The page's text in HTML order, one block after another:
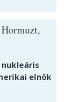
elnök